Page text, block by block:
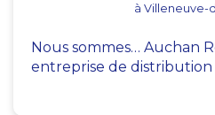
à Villeneuve-
Nous sommes… Auchan
entreprise de distribution